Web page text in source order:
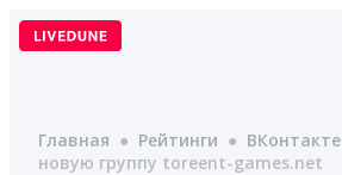
Перейти
Главная ● Рейтинги ● ВКонтакте
новую группу toreent-games.net